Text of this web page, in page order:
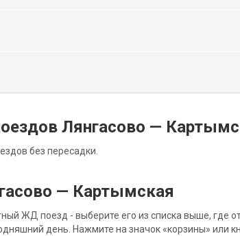
Лянгасово —
без пересадки.
— Картымская
ЖД поезд - выберите его из списка выше, где
день. Нажмите на значок «корзины» или